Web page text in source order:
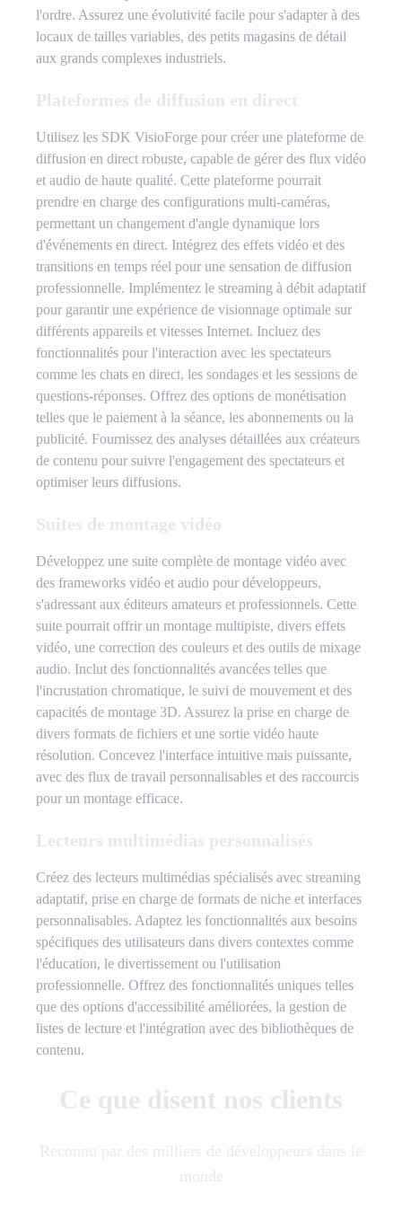
l'ordre. Assurez une évolutivité facile pour s'adapter à des
locaux de tailles variables, des petits magasins de détail
aux grands complexes industriels.
Plateformes de diffusion en direct
Utilisez les SDK VisioForge pour créer une plateforme de
diffusion en direct robuste, capable de gérer des flux vidéo
et audio de haute qualité. Cette plateforme pourrait
prendre en charge des configurations multi-caméras,
permettant un changement d'angle dynamique lors
d'événements en direct. Intégrez des effets vidéo et des
transitions en temps réel pour une sensation de diffusion
professionnelle. Implémentez le streaming à débit adaptatif
pour garantir une expérience de visionnage optimale sur
différents appareils et vitesses Internet. Incluez des
fonctionnalités pour l'interaction avec les spectateurs
comme les chats en direct, les sondages et les sessions de
questions-réponses. Offrez des options de monétisation
telles que le paiement à la séance, les abonnements ou la
publicité. Fournissez des analyses détaillées aux créateurs
de contenu pour suivre l'engagement des spectateurs et
optimiser leurs diffusions.
Suites de montage vidéo
Développez une suite complète de montage vidéo avec
des frameworks vidéo et audio pour développeurs,
s'adressant aux éditeurs amateurs et professionnels. Cette
suite pourrait offrir un montage multipiste, divers effets
vidéo, une correction des couleurs et des outils de mixage
audio. Inclut des fonctionnalités avancées telles que
l'incrustation chromatique, le suivi de mouvement et des
capacités de montage 3D. Assurez la prise en charge de
divers formats de fichiers et une sortie vidéo haute
résolution. Concevez l'interface intuitive mais puissante,
avec des flux de travail personnalisables et des raccourcis
pour un montage efficace.
Lecteurs multimédias personnalisés
Créez des lecteurs multimédias spécialisés avec streaming
adaptatif, prise en charge de formats de niche et interfaces
personnalisables. Adaptez les fonctionnalités aux besoins
spécifiques des utilisateurs dans divers contextes comme
l'éducation, le divertissement ou l'utilisation
professionnelle. Offrez des fonctionnalités uniques telles
que des options d'accessibilité améliorées, la gestion de
listes de lecture et l'intégration avec des bibliothèques de
contenu.
Ce que disent nos clients
Reconnu par des milliers de développeurs dans le
monde